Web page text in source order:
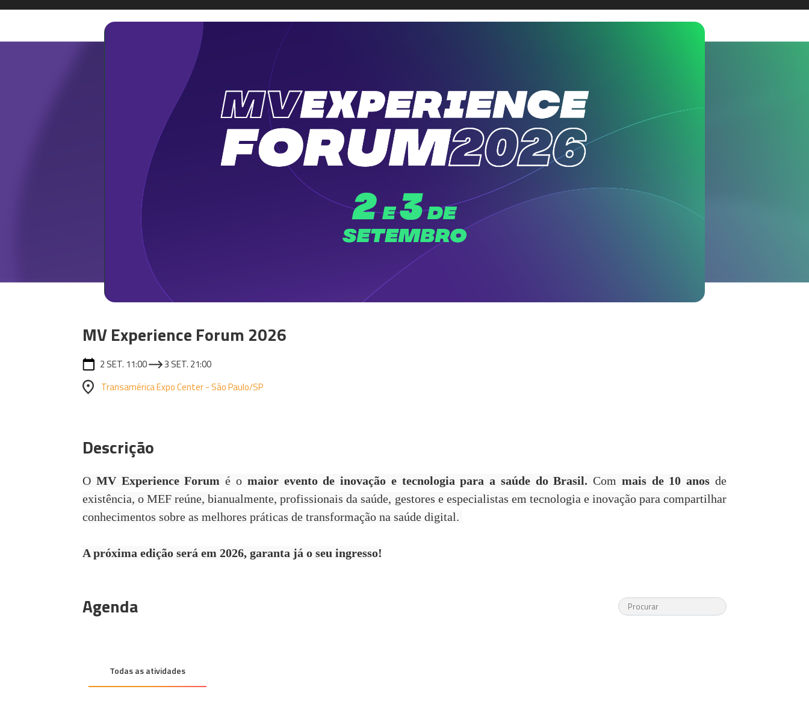
MV Experience Forum 2026
2 SET. 11:00
3 SET. 21:00
Transamérica Expo Center - São Paulo/SP
Descrição
O MV Experience Forum é o maior evento de inovação e tecnologia para a saúde do Brasil. Com mais de 10 anos de
existência, o MEF reúne, bianualmente, profissionais da saúde, gestores e especialistas em tecnologia e inovação para compartilhar
conhecimentos sobre as melhores práticas de transformação na saúde digital.
A próxima edição será em 2026, garanta já o seu ingresso!
Agenda
Todas as atividades